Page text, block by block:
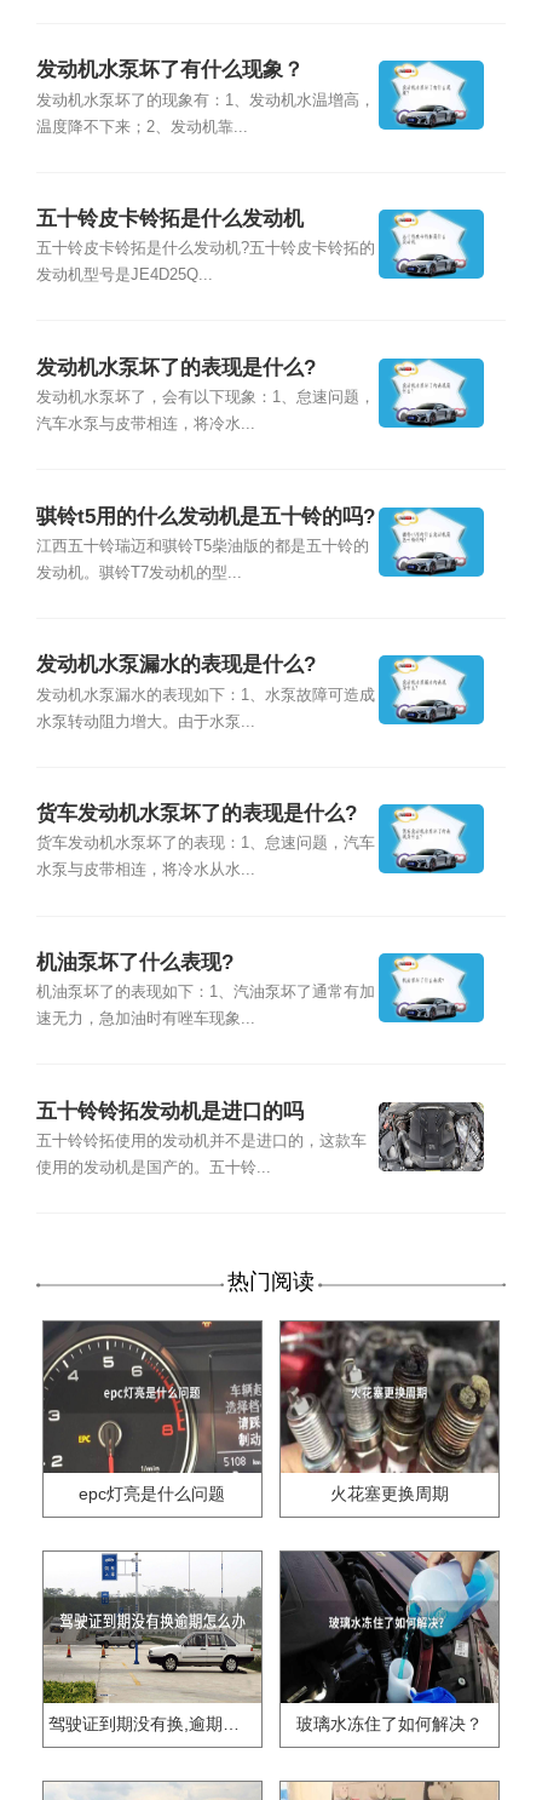
发动机水泵坏了有什么现象？
发动机水泵坏了的现象有：1、发动机水温增高，
温度降不下来；2、发动机靠...
五十铃皮卡铃拓是什么发动机
五十铃皮卡铃拓是什么发动机?五十铃皮卡铃拓的
发动机型号是JE4D25Q...
发动机水泵坏了的表现是什么?
发动机水泵坏了，会有以下现象：1、怠速问题，
汽车水泵与皮带相连，将冷水...
骐铃t5用的什么发动机是五十铃的吗?
江西五十铃瑞迈和骐铃T5柴油版的都是五十铃的
发动机。骐铃T7发动机的型...
发动机水泵漏水的表现是什么?
发动机水泵漏水的表现如下：1、水泵故障可造成
水泵转动阻力增大。由于水泵...
货车发动机水泵坏了的表现是什么?
货车发动机水泵坏了的表现：1、怠速问题，汽车
水泵与皮带相连，将冷水从水...
机油泵坏了什么表现?
机油泵坏了的表现如下：1、汽油泵坏了通常有加
速无力，急加油时有唑车现象...
五十铃铃拓发动机是进口的吗
五十铃铃拓使用的发动机并不是进口的，这款车
使用的发动机是国产的。五十铃...
热门阅读
epc灯亮是什么问题 火花塞更换周期
驾驶证到期没有换,逾期怎么办?? 玻璃水冻住了如何解决？